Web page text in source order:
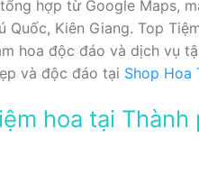
hợp từ Google Maps,
Quốc, Kiên Giang. Top
hoa độc đáo và dịch vụ
và độc đáo tại Shop Hoa
hoa tại